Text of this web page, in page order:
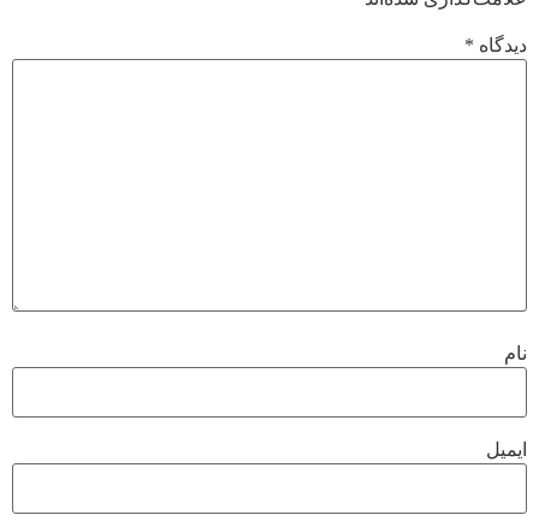
دیدگاه *
نام
ایمیل